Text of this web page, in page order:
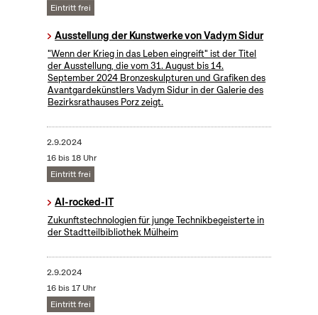
Eintritt frei
Ausstellung der Kunstwerke von Vadym Sidur
"Wenn der Krieg in das Leben eingreift" ist der Titel
der Ausstellung, die vom 31. August bis 14.
September 2024 Bronzeskulpturen und Grafiken des
Avantgardekünstlers Vadym Sidur in der Galerie des
Bezirksrathauses Porz zeigt.
2.9.2024
16 bis 18 Uhr
Eintritt frei
AI-rocked-IT
Zukunftstechnologien für junge Technikbegeisterte in
der Stadtteilbibliothek Mülheim
2.9.2024
16 bis 17 Uhr
Eintritt frei